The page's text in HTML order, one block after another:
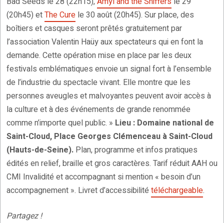
(20h45) etThe Cure le 30 août (20h45). Sur place, des
boîtiers et casques seront prêtés gratuitement par
l’association Valentin Haüy aux spectateurs qui en font la
demande. Cette opération mise en place par les deux
festivals emblématiques envoie un signal fort à l’ensemble
de l’industrie du spectacle vivant. Elle montre que les
personnes aveugles et malvoyantes peuvent avoir accès à
la culture et à des événements de grande renommée
comme n’importe quel public. » Lieu : Domaine national de
Saint-Cloud, Place Georges Clémenceau à Saint-Cloud
(Hauts-de-Seine). Plan, programme et infos pratiques
édités en relief, braille et gros caractères. Tarif réduit AAH ou
CMI Invalidité et accompagnant si mention « besoin d’un
accompagnement ». Livret d’accessibilité téléchargeable.
Partagez !